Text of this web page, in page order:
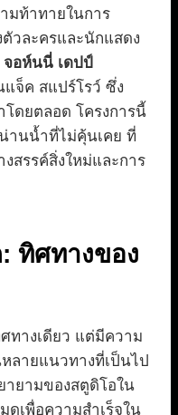
มท้าทายในการ
วละครและนักแสดง
จอห์นนี่ เดปป์
จ็ค สแปร์โรว์ ซึ่ง
ดยตลอด โครงการนี้
น่านน้ำที่ไม่คุ้นเคย ที่
สรรค์สิ่งใหม่และการ
ทิศทางของ
ทางเดียว แต่มีความ
ลายแนวทางที่เป็นไป
ายามของสตูดิโอใน
ดเพื่อความสำเร็จใน